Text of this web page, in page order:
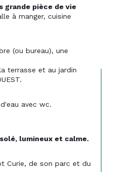
grande pièce de vie
à manger, cuisine
(ou bureau), une
terrasse et au jardin
avec wc.
lumineux et calme.
Curie, de son parc et du